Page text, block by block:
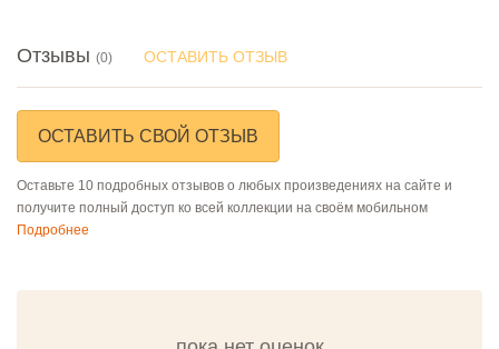
Отзывы (0) ОСТАВИТЬ ОТЗЫВ
ОСТАВИТЬ СВОЙ ОТЗЫВ
Оставьте 10 подробных отзывов о любых произведениях на сайте и
получите полный доступ ко всей коллекции на своём мобильном
Подробнее